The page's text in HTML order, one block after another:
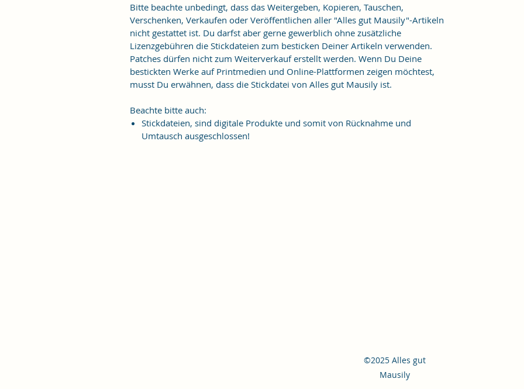
Bitte beachte unbedingt, dass das Weitergeben, Kopieren, Tauschen,
Verschenken, Verkaufen oder Veröffentlichen aller "Alles gut Mausily"-Artikeln
nicht gestattet ist. Du darfst aber gerne gewerblich ohne zusätzliche
Lizenzgebühren die Stickdateien zum besticken Deiner Artikeln verwenden.
Patches dürfen nicht zum Weiterverkauf erstellt werden. Wenn Du Deine
bestickten Werke auf Printmedien und Online-Plattformen zeigen möchtest,
musst Du erwähnen, dass die Stickdatei von Alles gut Mausily ist.
Beachte bitte auch:
Stickdateien, sind digitale Produkte und somit von Rücknahme und
Umtausch ausgeschlossen!
©2025 Alles gut
Mausily